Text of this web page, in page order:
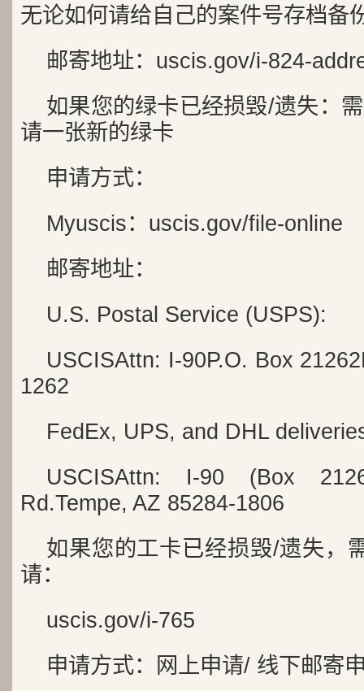
无论如何请给自己的案件号存档备
邮寄地址：uscis.gov/i-824-
如果您的绿卡已经损毁/遗失：
请一张新的绿卡
申请方式：
Myuscis：uscis.gov/file-online
邮寄地址：
U.S. Postal Service (USPS):
USCISAttn: I-90P.O. Box
1262
FedEx, UPS, and DHL
USCISAttn: I-90 (Box
Rd.Tempe, AZ 85284-1806
如果您的工卡已经损毁/遗失，
请：
uscis.gov/i-765
申请方式：网上申请/ 线下邮寄